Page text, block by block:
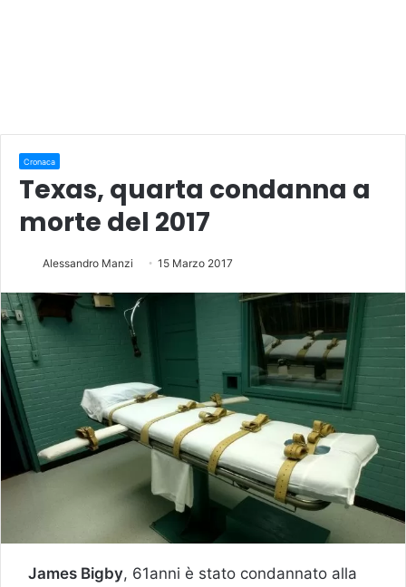
Cronaca
Texas, quarta condanna a
morte del 2017
Alessandro Manzi 15 Marzo 2017
James Bigby, 61anni è stato condannato alla